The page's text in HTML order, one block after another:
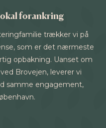
forankring
trækker vi på
som er det nærmeste
opbakning. Uanset om
Brovejen, leverer vi
samme engagement,